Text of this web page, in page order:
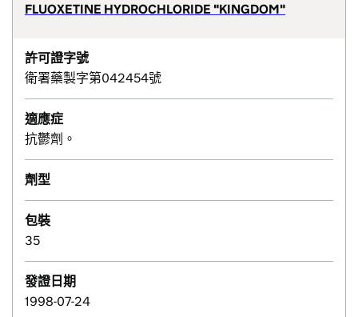
FLUOXETINE HYDROCHLORIDE "KINGDOM"
許可證字號
衛署藥製字第042454號
適應症
抗鬱劑。
劑型
包裝
35
發證日期
1998-07-24